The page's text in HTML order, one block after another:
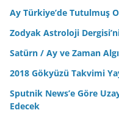
Ay Türkiye’de Tutulmuş
Zodyak Astroloji
Satürn / Ay ve Zaman
2018 Gökyüzü Takvimi
Sputnik News’e Göre
Edecek